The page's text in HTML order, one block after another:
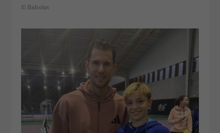
© Babolat